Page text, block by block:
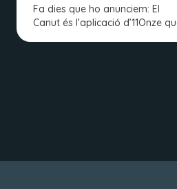
Fa dies que ho anunciem: El
Canut és l’aplicació d’11Onze